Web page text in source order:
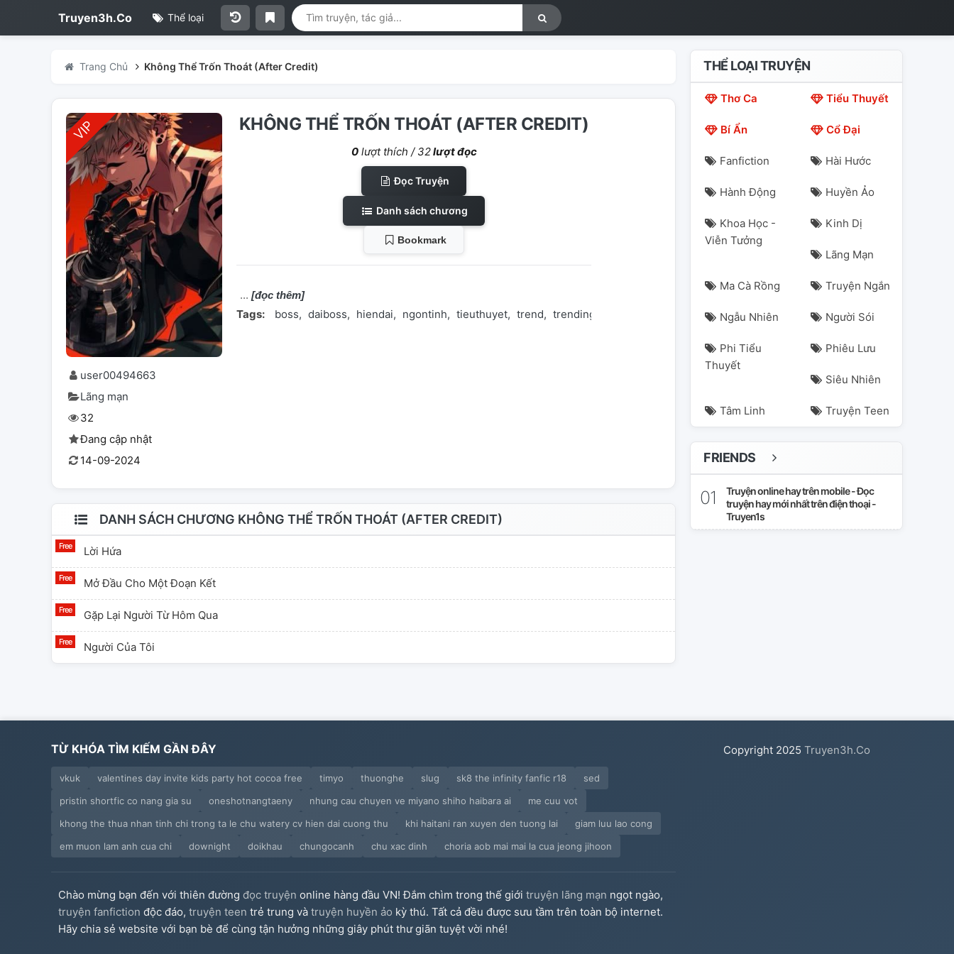
Truyen3h.Co Thể loại
Trang Chủ Không Thể Trốn Thoát (After Credit)
user00494663
Lãng mạn
32
Đang cập nhật
14-09-2024
KHÔNG THỂ TRỐN THOÁT (AFTER CREDIT)
0lượt thích / 32lượt đọc
Đọc Truyện
Danh sách chương
Bookmark
[đọc thêm]
Tags: boss daiboss hiendai ngontinh tieuthuyet trend trending
DANH SÁCH CHƯƠNG KHÔNG THỂ TRỐN THOÁT (AFTER CREDIT)
Lời Hứa
Mở Đầu Cho Một Đoạn Kết
Gặp Lại Người Từ Hôm Qua
Người Của Tôi
THỂ LOẠI TRUYỆN
Thơ Ca Tiểu Thuyết
Bí Ẩn Cổ Đại
Fanfiction Hài Hước
Hành Động Huyền Ảo
Khoa Học -
Viễn Tưởng
Kinh Dị
Lãng Mạn
Ma Cà Rồng Truyện Ngắn
Ngẫu Nhiên Người Sói
Phi Tiểu
Thuyết
Phiêu Lưu
Siêu Nhiên
Tâm Linh Truyện Teen
FRIENDS
Truyện online hay trên mobile - Đọc
truyện hay mới nhất trên điện thoại -
Truyen1s
TỪ KHÓA TÌM KIẾM GẦN ĐÂY
vkuk valentines day invite kids party hot cocoa free timyo thuonghe slug sk8 the infinity fanfic r18
sed
pristin shortfic co nang gia su
oneshotnangtaeny nhung cau chuyen ve miyano shiho haibara ai
me cuu vot
khong the thua nhan tinh chi trong ta le chu watery cv hien dai cuong thu
khi haitani ran xuyen den tuong lai
giam luu lao cong
em muon lam anh cua chi
downight doikhau chungocanh chu xac dinh choria aob mai mai la cua jeong jihoon
Chào mừng bạn đến với thiên đường đọc truyện online hàng đầu VN! Đắm chìm trong thế giới truyện lãng mạn ngọt ngào,
truyện fanfiction độc đáo, truyện teen trẻ trung và truyện huyền ảo kỳ thú. Tất cả đều được sưu tầm trên toàn bộ internet.
Hãy chia sẻ website với bạn bè để cùng tận hưởng những giây phút thư giãn tuyệt vời nhé!
Copyright 2025 Truyen3h.Co